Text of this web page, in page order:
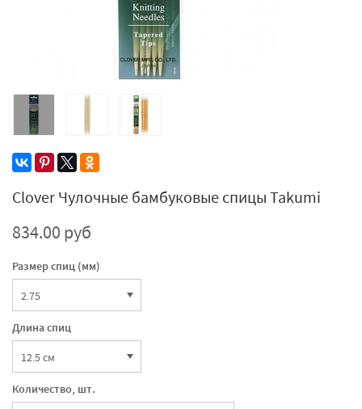
Clover Чулочные бамбуковые спицы Takumi
834.00 руб
Размер спиц (мм)
Длина спиц
Количество, шт.